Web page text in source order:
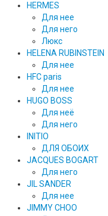
HERMES
Для нее
Для него
Люкс
HELENA RUBINSTEIN
Для нее
HFC paris
Для нее
HUGO BOSS
Для неё
Для него
INITIO
ДЛЯ ОБОИХ
JACQUES BOGART
Для него
JIL SANDER
Для нее
JIMMY CHOO